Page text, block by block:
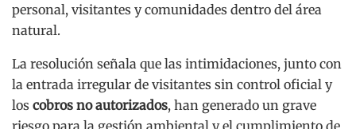
personal, visitantes y comunidades dentro del área
natural.
La resolución señala que las intimidaciones, junto con
la entrada irregular de visitantes sin control oficial y
los cobros no autorizados, han generado un grave
riesgo para la gestión ambiental y el cumplimiento de